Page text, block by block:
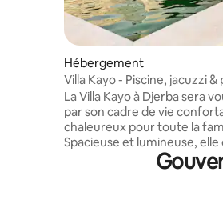
Hébergement
Villa Kayo - Piscine, jacuzzi &
La Villa Kayo à Djerba sera
par son cadre de vie
chaleureux pour toute la
Spacieuse et lumineuse, elle
chambres dont une suite
grand salon convivial, d’une